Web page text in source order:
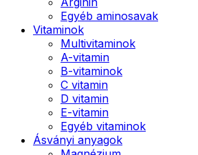
Egyéb aminosavak
Vitaminok
Multivitaminok
A-vitamin
B-vitaminok
C vitamin
D vitamin
E-vitamin
Egyéb vitaminok
Ásványi anyagok